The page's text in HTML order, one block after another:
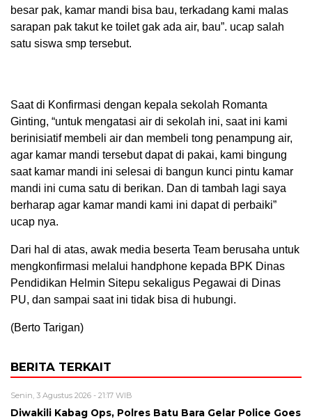
besar pak, kamar mandi bisa bau, terkadang kami malas
sarapan pak takut ke toilet gak ada air, bau”. ucap salah
satu siswa smp tersebut.
Saat di Konfirmasi dengan kepala sekolah Romanta
Ginting, “untuk mengatasi air di sekolah ini, saat ini kami
berinisiatif membeli air dan membeli tong penampung air,
agar kamar mandi tersebut dapat di pakai, kami bingung
saat kamar mandi ini selesai di bangun kunci pintu kamar
mandi ini cuma satu di berikan. Dan di tambah lagi saya
berharap agar kamar mandi kami ini dapat di perbaiki”
ucap nya.
Dari hal di atas, awak media beserta Team berusaha untuk
mengkonfirmasi melalui handphone kepada BPK Dinas
Pendidikan Helmin Sitepu sekaligus Pegawai di Dinas
PU, dan sampai saat ini tidak bisa di hubungi.
(Berto Tarigan)
BERITA TERKAIT
Senin, 3 Agustus 2026 - 21:17 WIB
Diwakili Kabag Ops, Polres Batu Bara Gelar Police Goes